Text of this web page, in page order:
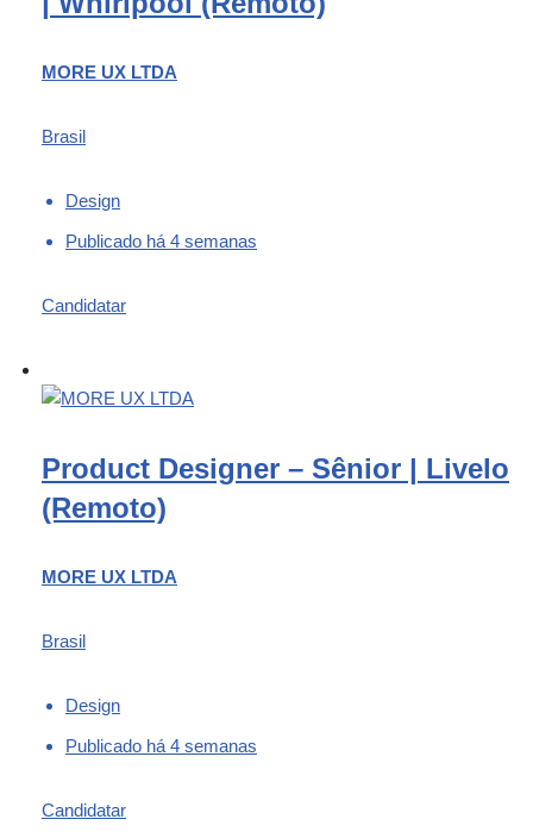
MORE UX LTDA
Brasil
Design
Publicado há 4 semanas
Candidatar
Product Designer – Sênior | Livelo
(Remoto)
MORE UX LTDA
Brasil
Design
Publicado há 4 semanas
Candidatar